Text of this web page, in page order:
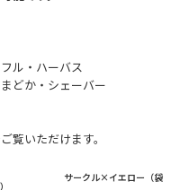
ル・ハーバス
どか・シェーバー
覧いただけます。
サークル×イエロー（袋